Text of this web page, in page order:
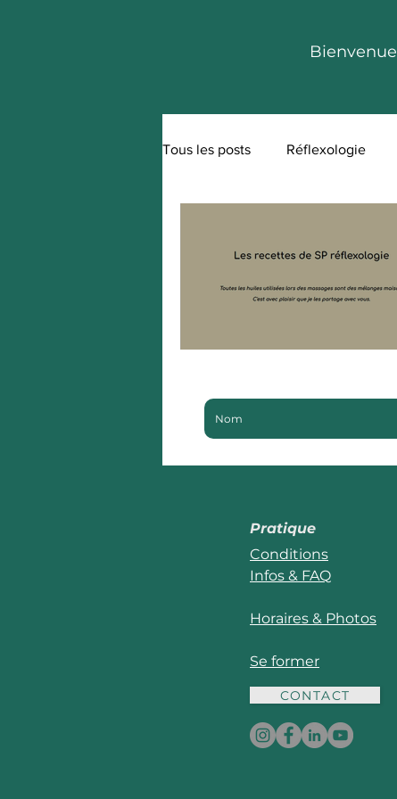
Bienvenue
Tous les posts Réflexologie
Pratique
Conditions
Infos & FAQ
Horaires & Photos
Se former
CONTACT